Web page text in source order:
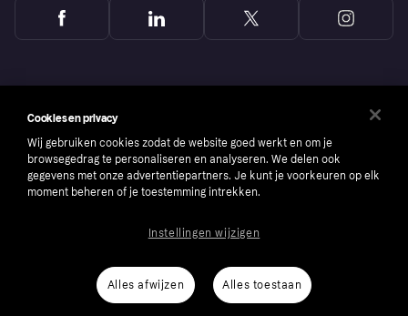
number: 556737-0431
Cookies Klarna.com
Cookies en privacy
Wij gebruiken cookies zodat de website goed werkt en om je
browsegedrag te personaliseren en analyseren. We delen ook
gegevens met onze advertentiepartners. Je kunt je voorkeuren op elk
moment beheren of je toestemming intrekken.
Alles afwijzen Alles toestaan
Instellingen wijzigen